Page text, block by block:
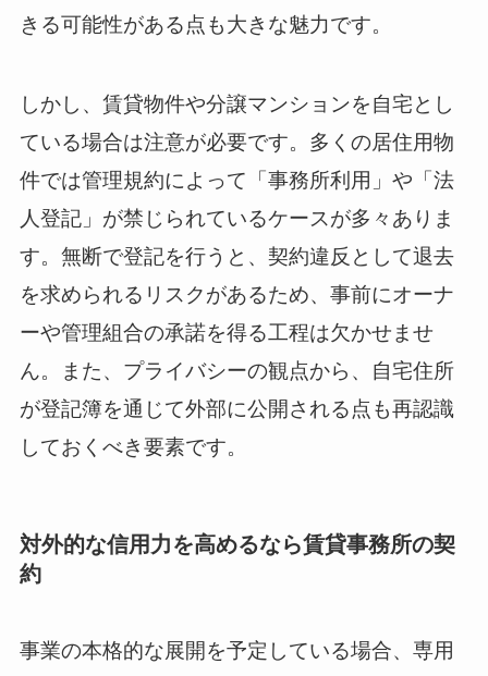
きる可能性がある点も大きな魅力です。
しかし、賃貸物件や分譲マンションを自宅とし
ている場合は注意が必要です。多くの居住用物
件では管理規約によって「事務所利用」や「法
人登記」が禁じられているケースが多々ありま
す。無断で登記を行うと、契約違反として退去
を求められるリスクがあるため、事前にオーナ
ーや管理組合の承諾を得る工程は欠かせませ
ん。また、プライバシーの観点から、自宅住所
が登記簿を通じて外部に公開される点も再認識
しておくべき要素です。
対外的な信用力を高めるなら賃貸事務所の契
約
事業の本格的な展開を予定している場合、専用